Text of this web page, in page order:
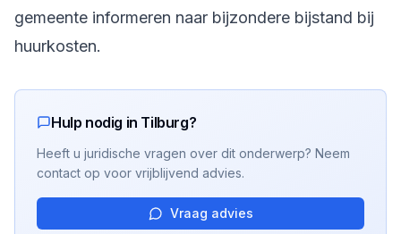
gemeente informeren naar bijzondere bijstand bij
huurkosten.
Hulp nodig in Tilburg?
Heeft u juridische vragen over dit onderwerp? Neem
contact op voor vrijblijvend advies.
Vraag advies